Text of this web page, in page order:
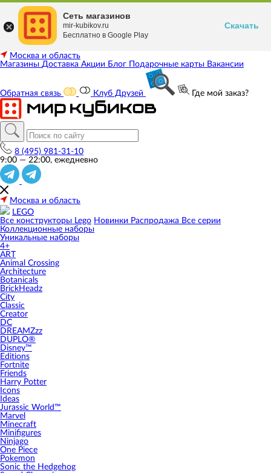
Москва и область
Магазины Доставка Акции Блог Подарочные карты Вакансии
Обратная связь Клуб Друзей Где мой заказ?
8 (495) 981-31-10
9:00 — 22:00, ежедневно
Москва и область
LEGO
Все конструкторы Lego Новинки Распродажа Все серии
Коллекционные наборы
Уникальные наборы
4+
ART
Animal Crossing
Architecture
Botanicals
BrickHeadz
City
Classic
Creator
DC
DREAMZzz
DUPLO®
Disney™
Editions
Fortnite
Friends
Harry Potter
Icons
Ideas
Jurassic World™
Marvel
Minecraft
Minifigures
Ninjago
One Piece
Pokemon
Sonic the Hedgehog
Сеть магазинов
mir-kubikov.ru
Бесплатно в Google Play
Скачать